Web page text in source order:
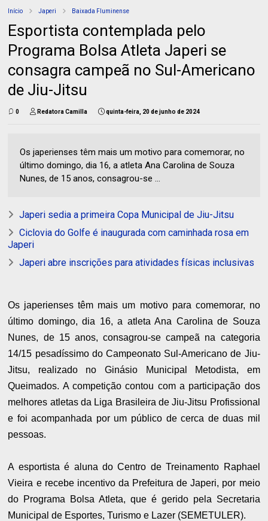
Início Japeri Baixada Fluminense
Esportista contemplada pelo
Programa Bolsa Atleta Japeri se
consagra campeã no Sul-Americano
de Jiu-Jitsu
0 Redatora Camilla quinta-feira, 20 de junho de 2024
Os japerienses têm mais um motivo para comemorar, no
último domingo, dia 16, a atleta Ana Carolina de Souza
Nunes, de 15 anos, consagrou-se ...
Japeri sedia a primeira Copa Municipal de Jiu-Jitsu
Ciclovia do Golfe é inaugurada com caminhada rosa em
Japeri
Japeri abre inscrições para atividades físicas inclusivas
Os japerienses têm mais um motivo para comemorar, no
último domingo, dia 16, a atleta Ana Carolina de Souza
Nunes, de 15 anos, consagrou-se campeã na categoria
14/15 pesadíssimo do Campeonato Sul-Americano de Jiu-
Jitsu, realizado no Ginásio Municipal Metodista, em
Queimados. A competição contou com a participação dos
melhores atletas da Liga Brasileira de Jiu-Jitsu Profissional
e foi acompanhada por um público de cerca de duas mil
pessoas.
A esportista é aluna do Centro de Treinamento Raphael
Vieira e recebe incentivo da Prefeitura de Japeri, por meio
do Programa Bolsa Atleta, que é gerido pela Secretaria
Municipal de Esportes, Turismo e Lazer (SEMETULER).